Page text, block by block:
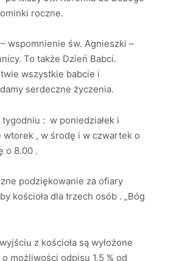
roczne.
wspomnienie św. Agnieszki –
To także Dzień Babci.
wszystkie babcie i
serdeczne życzenia.
tygodniu : w poniedziałek i
wtorek , w środę i w czwartek o
o 8.00 .
podziękowanie za ofiary
kościoła dla trzech osób . „Bóg
z kościoła są wyłożone
możliwości odpisu 1,5 % od